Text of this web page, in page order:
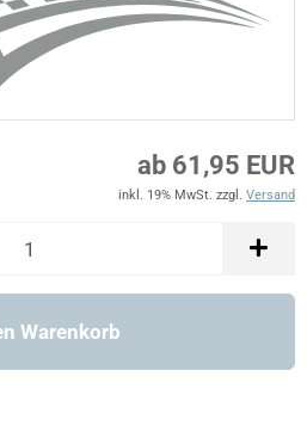
ab 61,95 EUR
inkl. 19% MwSt. zzgl. Versand
Warenkorb